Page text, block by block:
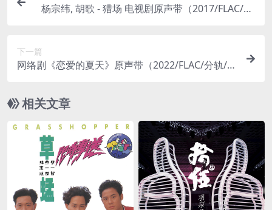
杨宗纬, 胡歌 - 猎场 电视剧原声带（2017/FLAC/EP
下一篇
网络剧《恋爱的夏天》原声带（2022/FLAC/分轨/2
相关文章